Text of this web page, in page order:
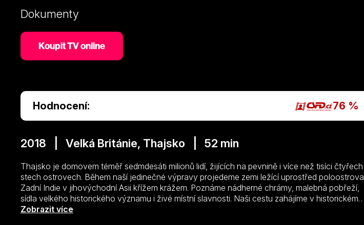
Dokumenty
Koupit TV online
Hodnocení: 76 %
2018 | Velká Británie, Thajsko | 52 min
Thajsko je domovem téměř sedmdesáti milionů lidí, žijících na pevnině i více než tisíci čtyřech
stech ostrovech. Během naší jedinečné výpravy projedeme zemi ležící uprostřed poloostrova
Zadní Indie v jihovýchodní Asii křížem krážem. Poznáme nádherné chrámy, malebná pobřeží,
sídla velkého historického významu i živé místní slavnosti. Naši cestu zahájíme v historickém
parku Phimai, kde najdeme jeden z největších khmerských chrámů, poznáme tradici lidových
Zobrazit více